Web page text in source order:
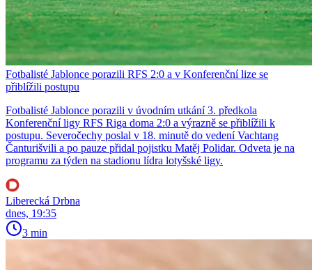
Fotbalisté Jablonce porazili RFS 2:0 a v Konferenční lize se
přiblížili postupu
Fotbalisté Jablonce porazili v úvodním utkání 3. předkola
Konferenční ligy RFS Riga doma 2:0 a výrazně se přiblížili k
postupu. Severočechy poslal v 18. minutě do vedení Vachtang
Čanturišvili a po pauze přidal pojistku Matěj Polidar. Odveta je na
programu za týden na stadionu lídra lotyšské ligy.
Liberecká Drbna
dnes, 19:35
3 min